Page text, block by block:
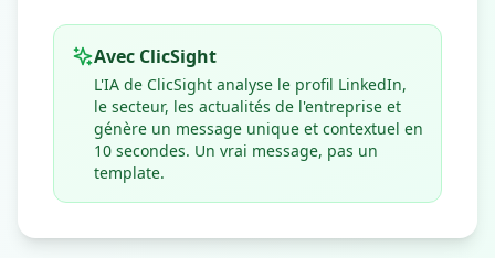
Avec ClicSight
L'IA de ClicSight analyse le profil LinkedIn,
le secteur, les actualités de l'entreprise et
génère un message unique et contextuel en
10 secondes. Un vrai message, pas un
template.